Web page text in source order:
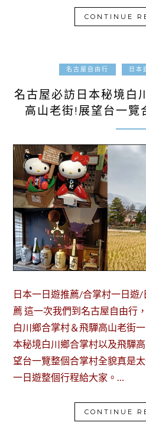
CONTINUE
名古屋自由行 日本
名古屋必訪日本秘境白
高山老街!展望台一覽
日本一日遊推薦/合掌村一日遊
薦 這一次我們到名古屋自由行
白川鄉合掌村＆飛驒高山老街
本秘境白川鄉合掌村以及飛驒
望台一覽整個合掌村全貌真是
一日遊整個行程給大家。…
CONTINUE